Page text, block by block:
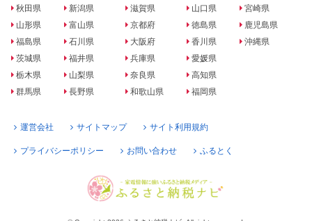
秋田県
山形県
福島県
茨城県
栃木県
群馬県
新潟県
富山県
石川県
福井県
山梨県
長野県
滋賀県
京都府
大阪府
兵庫県
奈良県
和歌山県
山口県
徳島県
香川県
愛媛県
高知県
福岡県
宮崎県
鹿児島県
沖縄県
運営会社 サイトマップ サイト利用規約
プライバシーポリシー お問い合わせ ふるとく